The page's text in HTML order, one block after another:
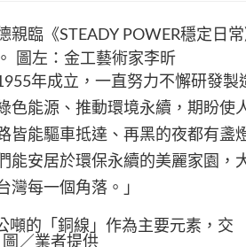
臨《STEADY POWER穩定日常
圖左：金工藝術家李昕
年成立，一直努力不懈研發製
色能源、推動環境永續，期盼使
皆能驅車抵達、再黑的夜都有盞
能安居於環保永續的美麗家園，
灣每一個角落。」